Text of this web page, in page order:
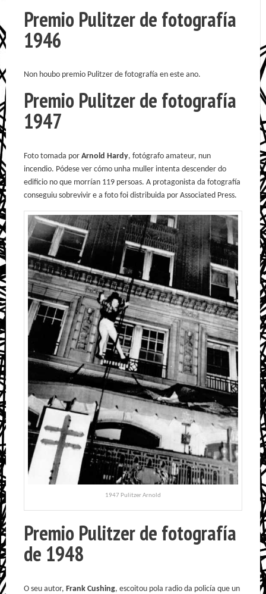
Premio Pulitzer de fotografía
1946
Non houbo premio Pulitzer de fotografía en este ano.
Premio Pulitzer de fotografía
1947
Foto tomada por Arnold Hardy, fotógrafo amateur, nun
incendio. Pódese ver cómo unha muller intenta descender do
edificio no que morrían 119 persoas. A protagonista da fotografía
conseguiu sobrevivir e a foto foi distribuida por Associated Press.
1947 Pulitzer Arnold
Premio Pulitzer de fotografía
de 1948
O seu autor, Frank Cushing, escoitou pola radio da policía que un